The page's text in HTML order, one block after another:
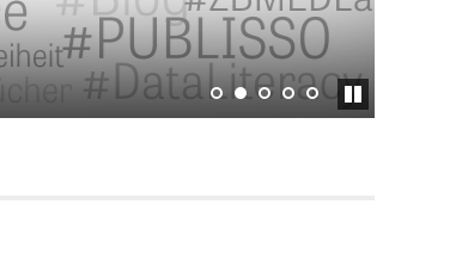
Praktika und
Abschlussarbeiten bei